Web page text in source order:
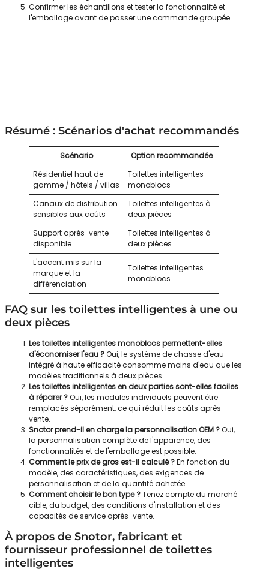
Confirmer les échantillons et tester la fonctionnalité et
l'emballage avant de passer une commande groupée.
Résumé : Scénarios d'achat recommandés
Scénario
Option recommandée
Résidentiel haut de
gamme / hôtels / villas
Toilettes intelligentes
monoblocs
Canaux de distribution
sensibles aux coûts
Toilettes intelligentes à
deux pièces
Support après-vente
disponible
Toilettes intelligentes à
deux pièces
L'accent mis sur la
marque et la
différenciation
Toilettes intelligentes
monoblocs
FAQ sur les toilettes intelligentes à une ou
deux pièces
Les toilettes intelligentes monoblocs permettent-elles
d'économiser l'eau ?Oui, le système de chasse d'eau
intégré à haute efficacité consomme moins d'eau que les
modèles traditionnels à deux pièces.
Les toilettes intelligentes en deux parties sont-elles faciles
à réparer ?Oui, les modules individuels peuvent être
remplacés séparément, ce qui réduit les coûts après-
vente.
Snotor prend-il en charge la personnalisation OEM ?Oui,
la personnalisation complète de l'apparence, des
fonctionnalités et de l'emballage est possible.
Comment le prix de gros est-il calculé ?En fonction du
modèle, des caractéristiques, des exigences de
personnalisation et de la quantité achetée.
Comment choisir le bon type ?Tenez compte du marché
cible, du budget, des conditions d'installation et des
capacités de service après-vente.
À propos de Snotor, fabricant et
fournisseur professionnel de toilettes
intelligentes